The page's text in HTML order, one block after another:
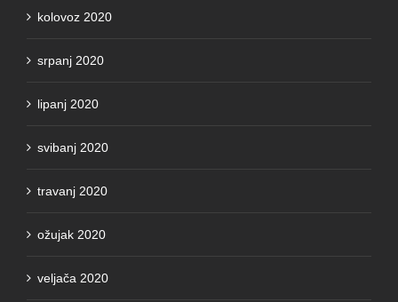
kolovoz 2020
srpanj 2020
lipanj 2020
svibanj 2020
travanj 2020
ožujak 2020
veljača 2020